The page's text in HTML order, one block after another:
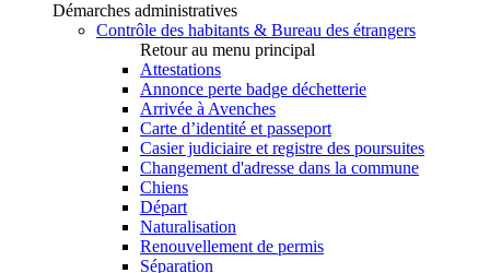
Démarches administratives
Contrôle des habitants & Bureau des étrangers
Retour au menu principal
Attestations
Annonce perte badge déchetterie
Arrivée à Avenches
Carte d’identité et passeport
Casier judiciaire et registre des poursuites
Changement d'adresse dans la commune
Chiens
Départ
Naturalisation
Renouvellement de permis
Séparation